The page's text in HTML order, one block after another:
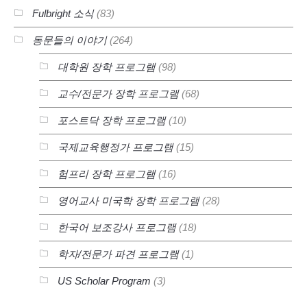
Fulbright 소식(83)
동문들의 이야기(264)
대학원 장학 프로그램(98)
교수/전문가 장학 프로그램(68)
포스트닥 장학 프로그램(10)
국제교육행정가 프로그램(15)
험프리 장학 프로그램(16)
영어교사 미국학 장학 프로그램(28)
한국어 보조강사 프로그램(18)
학자/전문가 파견 프로그램(1)
US Scholar Program (3)